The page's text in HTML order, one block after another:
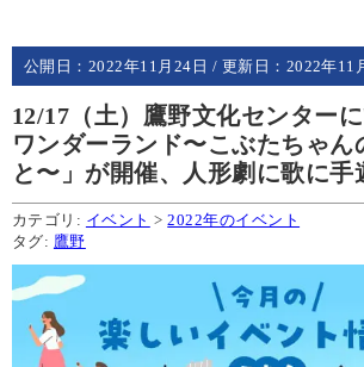
公開日： 2022年11月24日 / 更新日： 2022年11
12/17（土）鷹野文化センター
ワンダーランド〜こぶたちゃん
と〜」が開催、人形劇に歌に手
カテゴリ: イベント >2022年のイベント
タグ: 鷹野